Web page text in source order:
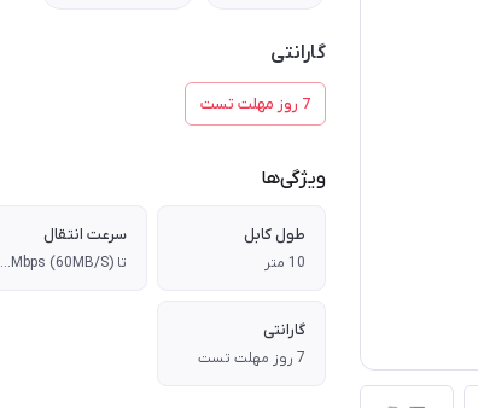
گارانتی
7 روز مهلت تست
ویژگی‌ها
طول کابل
10 متر
سرعت انتقال
تا 480Mbps (60MB/S)
گارانتی
7 روز مهلت تست